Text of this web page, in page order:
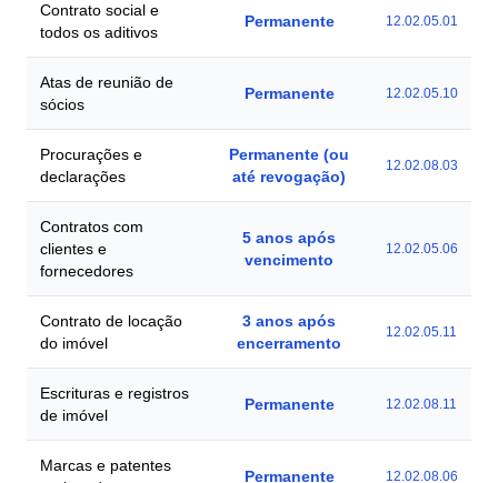
Contrato social e
todos os aditivos
Permanente 12.02.05.01
Atas de reunião de
sócios
Permanente 12.02.05.10
Procurações e
declarações
Permanente (ou
até revogação)
12.02.08.03
Contratos com
clientes e
fornecedores
5 anos após
vencimento
12.02.05.06
Contrato de locação
do imóvel
3 anos após
encerramento
12.02.05.11
Escrituras e registros
de imóvel
Permanente 12.02.08.11
Marcas e patentes
Permanente 12.02.08.06